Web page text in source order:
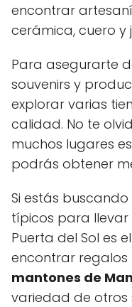
encontrar
cerámica, cuero y
Para asegurarte
souvenirs y
explorar varias
calidad. No te
muchos lugares
podrás obtener
Si estás
típicos para
Puerta del Sol es
encontrar regalos
mantones de
variedad de otros